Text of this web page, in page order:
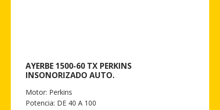
AYERBE 1500-60 TX PERKINS
INSONORIZADO AUTO.
Motor: Perkins
Potencia: DE 40 A 100